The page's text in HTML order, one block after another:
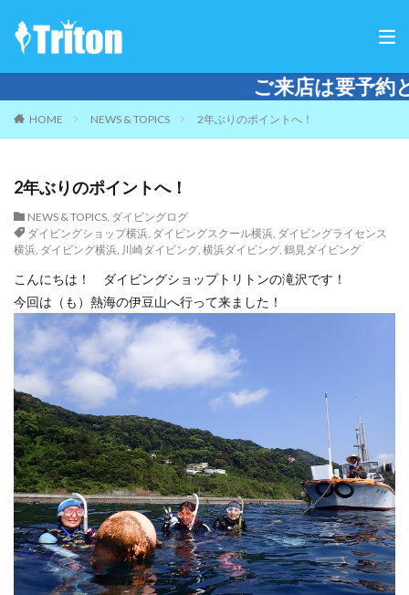
ご来店は要予約となります。 電話また
HOME NEWS & TOPICS 2年ぶりのポイントへ！
2年ぶりのポイントへ！
NEWS & TOPICS, ダイビングログ
ダイビングショップ横浜, ダイビングスクール横浜, ダイビングライセンス
横浜, ダイビング横浜, 川崎ダイビング, 横浜ダイビング, 鶴見ダイビング
こんにちは！ ダイビングショップトリトンの滝沢です！
今回は（も）熱海の伊豆山へ行って来ました！